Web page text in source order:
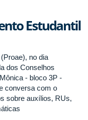
Estudantil
no dia
dos Conselhos
- bloco 3P -
conversa com o
sobre auxílios, RUs,